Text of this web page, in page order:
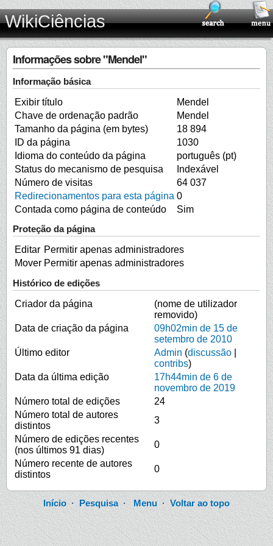
WikiCiências
Informações sobre "Mendel"
Informação básica
Exibir título
Mendel
Chave de ordenação padrão
Mendel
Tamanho da página (em bytes)
18 894
ID da página
1030
Idioma do conteúdo da página
português (pt)
Status do mecanismo de pesquisa
Indexável
Número de visitas
64 037
Redirecionamentos para esta página 0
Contada como página de conteúdo
Sim
Proteção da página
Editar Permitir apenas administradores
Mover Permitir apenas administradores
Histórico de edições
Criador da página
(nome de utilizador
removido)
Data de criação da página
09h02min de 15 de
setembro de 2010
Último editor
Admin (discussão
contribs)
Data da última edição
17h44min de 6 de
novembro de 2019
Número total de edições
24
Número total de autores
distintos
3
Número de edições recentes
(nos últimos 91 dias)
0
Número recente de autores
distintos
0
Início·Pesquisa·Menu ·Voltar ao topo